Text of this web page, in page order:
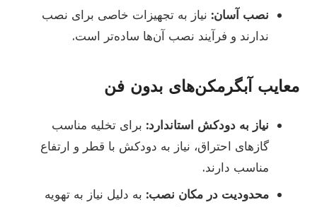
نصب آسان: نیاز به تجهیزات خاصی برای نصب
ندارند و فرآیند نصب آن‌ها ساده‌تر است.
معایب آبگرمکن‌های بدون فن
نیاز به دودکش استاندارد: برای تخلیه مناسب
گازهای احتراق، نیاز به دودکش با قطر و ارتفاع
مناسب دارند.
محدودیت در مکان نصب: به دلیل نیاز به تهویه